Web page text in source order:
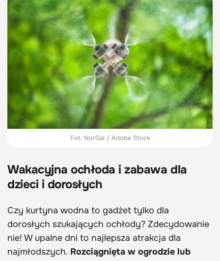
Fot. NorGal / Adobe Stock
Wakacyjna ochłoda i zabawa dla
dzieci i dorosłych
Czy kurtyna wodna to gadżet tylko dla
dorosłych szukających ochłody? Zdecydowanie
nie! W upalne dni to najlepsza atrakcja dla
najmłodszych. Rozciągnięta w ogrodzie lub